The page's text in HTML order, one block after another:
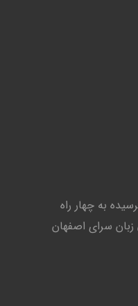
به چهار راه